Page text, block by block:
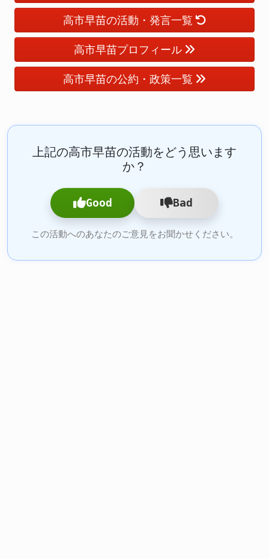
高市早苗の活動・発言一覧
高市早苗プロフィール
高市早苗の公約・政策一覧
上記の高市早苗の活動をどう思います
か？
Good Bad
この活動へのあなたのご意見をお聞かせください。